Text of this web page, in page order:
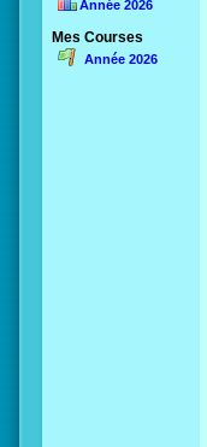
Année 2026
Mes Courses
Année 2026